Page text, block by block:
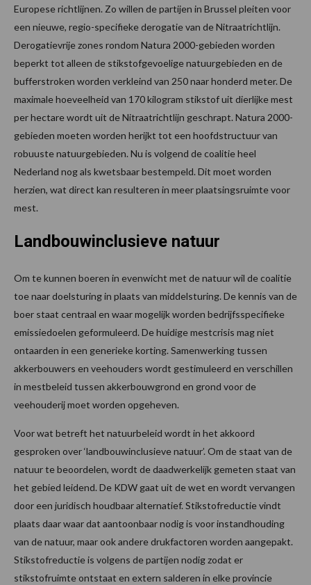
Europese richtlijnen. Zo willen de partijen in Brussel pleiten voor
een nieuwe, regio-specifieke derogatie van de Nitraatrichtlijn.
Derogatievrije zones rondom Natura 2000-gebieden worden
beperkt tot alleen de stikstofgevoelige natuurgebieden en de
bufferstroken worden verkleind van 250 naar honderd meter. De
maximale hoeveelheid van 170 kilogram stikstof uit dierlijke mest
per hectare wordt uit de Nitraatrichtlijn geschrapt. Natura 2000-
gebieden moeten worden herijkt tot een hoofdstructuur van
robuuste natuurgebieden. Nu is volgend de coalitie heel
Nederland nog als kwetsbaar bestempeld. Dit moet worden
herzien, wat direct kan resulteren in meer plaatsingsruimte voor
mest.
Landbouwinclusieve natuur
Om te kunnen boeren in evenwicht met de natuur wil de coalitie
toe naar doelsturing in plaats van middelsturing. De kennis van de
boer staat centraal en waar mogelijk worden bedrijfsspecifieke
emissiedoelen geformuleerd. De huidige mestcrisis mag niet
ontaarden in een generieke korting. Samenwerking tussen
akkerbouwers en veehouders wordt gestimuleerd en verschillen
in mestbeleid tussen akkerbouwgrond en grond voor de
veehouderij moet worden opgeheven.
Voor wat betreft het natuurbeleid wordt in het akkoord
gesproken over ‘landbouwinclusieve natuur’. Om de staat van de
natuur te beoordelen, wordt de daadwerkelijk gemeten staat van
het gebied leidend. De KDW gaat uit de wet en wordt vervangen
door een juridisch houdbaar alternatief. Stikstofreductie vindt
plaats daar waar dat aantoonbaar nodig is voor instandhouding
van de natuur, maar ook andere drukfactoren worden aangepakt.
Stikstofreductie is volgens de partijen nodig zodat er
stikstofruimte ontstaat en extern salderen in elke provincie